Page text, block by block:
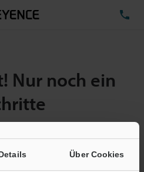
Über Cookies
Nur noch ein